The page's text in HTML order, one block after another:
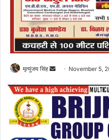
मृत्युंजय सिंह
Send
email
November 5,